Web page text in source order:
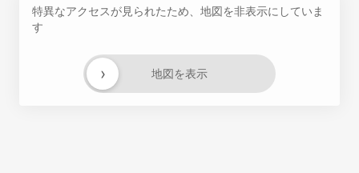
特異なアクセスが見られたため、地図を非表示にしていま
す
地図を表示
›